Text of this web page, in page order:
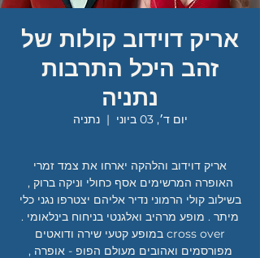
אריק דוידוב קולות של
זהב היכל התרבות
נתניה
יום ד׳, 03 ביוני
  |
נתניה
אריק דוידוב והלהקה יארחו את צמד זמרי
האופרה המרשימים אסף כחולי וניקה ברוק ,
בשילוב קולי הרמוני נדיר אליהם יצטרפו נגני כלי
cross over במופע קטעי שירה ודואטים
מפורסמים ואהובים מעולם הפופ - אופרה ,